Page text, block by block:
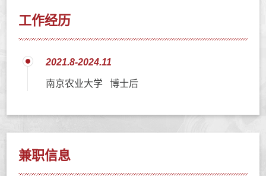
工作经历
2021.8-2024.11
南京农业大学 博士后
兼职信息